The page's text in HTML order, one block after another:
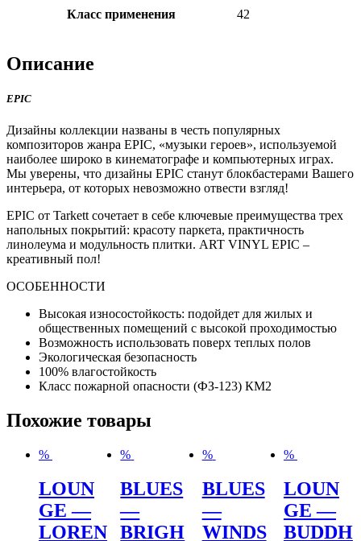
Класс применения 42
Описание
EPIC
Дизайны коллекции названы в честь популярных
композиторов жанра EPIC, «музыки героев», используемой
наиболее широко в кинематографе и компьютерных играх.
Мы уверены, что дизайны EPIC станут блокбастерами Вашего
интерьера, от которых невозможно отвести взгляд!
EPIC от Tarkett сочетает в себе ключевые преимущества трех
напольных покрытий: красоту паркета, практичность
линолеума и модульность плитки. ART VINYL EPIC –
креативный пол!
ОСОБЕННОСТИ
Высокая износостойкость: подойдет для жилых и
общественных помещений с высокой проходимостью
Возможность использовать поверх теплых полов
Экологическая безопасность
100% влагостойкость
Класс пожарной опасности (ФЗ-123) КМ2
Похожие товары
%
LOUN
GE —
LOREN
%
BLUES
—
BRIGH
%
BLUES
—
WINDS
%
LOUN
GE —
BUDDH